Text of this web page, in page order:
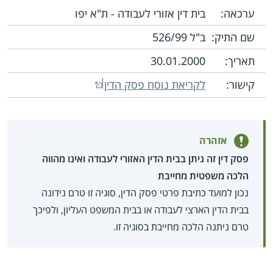
ערכאה:
בית דין אזורי לעבודה - ת"א יפו
שם התיק: ב"ל 526/99
תאריך:
30.01.2000
קישור:
לקריאת נוסח פסק הדין
אזהרה
פסק דין זה ניתן בבית הדין האזורי לעבודה ואינו מהווה
הלכה משפטית מחייבת
נכון למועד כתיבת פרטי פסק הדין, סוגיה זו טרם נידונה
בבית הדין הארצי לעבודה או בבית המשפט העליון, ולפיכך
טרם ניתנה הלכה מחייבת בסוגיה זו.